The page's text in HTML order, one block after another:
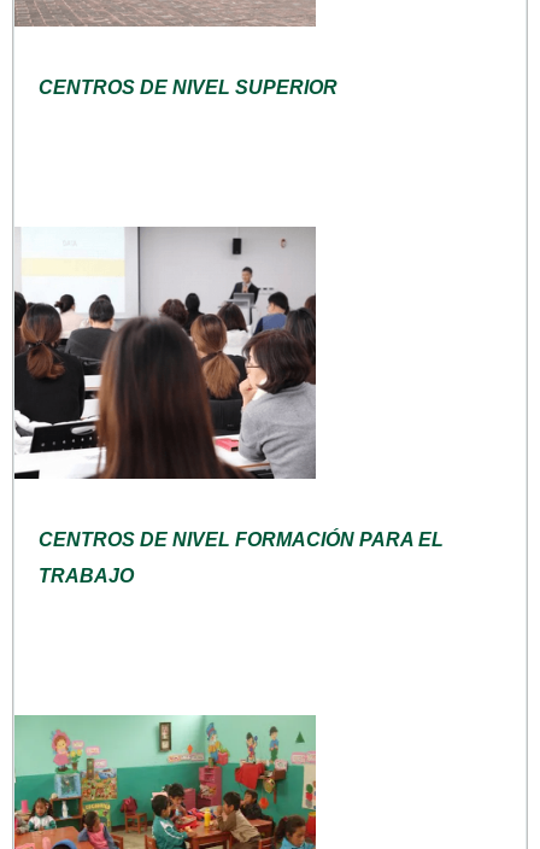
CENTROS DE NIVEL SUPERIOR
CENTROS DE NIVEL FORMACIÓN PARA EL
TRABAJO